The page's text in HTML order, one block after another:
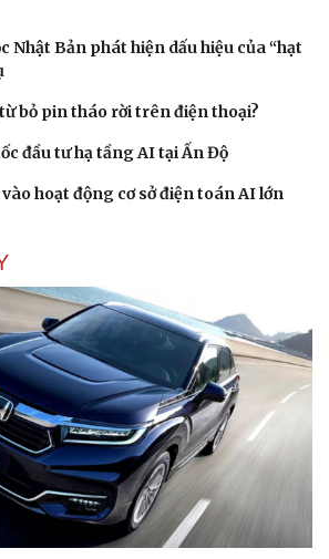
Nghệ sĩ
Thời trang
Nhật Bản phát hiện dấu hiệu của “hạt
bỏ pin tháo rời trên điện thoại?
đầu tư hạ tầng AI tại Ấn Độ
hoạt động cơ sở điện toán AI lớn